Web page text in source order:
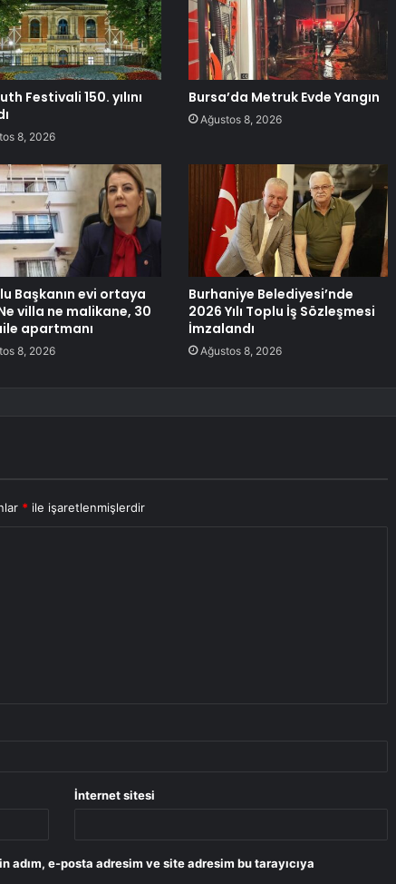
Festivali 150. yılını
8, 2026
Bursa’da Metruk Evde Yangın
Ağustos 8, 2026
Başkanın evi ortaya
villa ne malikane, 30
apartmanı
8, 2026
Burhaniye Belediyesi’nde
2026 Yılı Toplu İş Sözleşmesi
İmzalandı
Ağustos 8, 2026
* ile işaretlenmişlerdir
İnternet sitesi
adım, e-posta adresim ve site adresim bu tarayıcıya